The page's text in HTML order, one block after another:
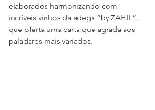
elaborados harmonizando com
incríveis vinhos da adega “by ZAHIL”,
que oferta uma carta que agrada aos
paladares mais variados.